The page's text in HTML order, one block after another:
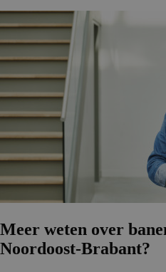
Meer weten over
Noordoost-Brabant?